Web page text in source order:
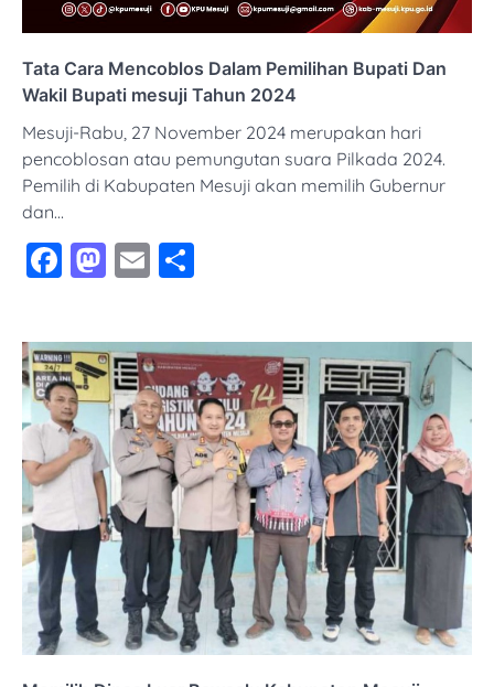
Tata Cara Mencoblos Dalam Pemilihan Bupati Dan
Wakil Bupati mesuji Tahun 2024
Mesuji-Rabu, 27 November 2024 merupakan hari
pencoblosan atau pemungutan suara Pilkada 2024.
Pemilih di Kabupaten Mesuji akan memilih Gubernur
dan…
Facebook
Mastodon
Email